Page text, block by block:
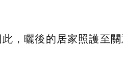
，曬後的居家照護至